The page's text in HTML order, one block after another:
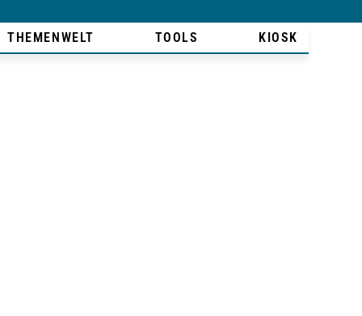
THEMENWELT TOOLS KIOSK